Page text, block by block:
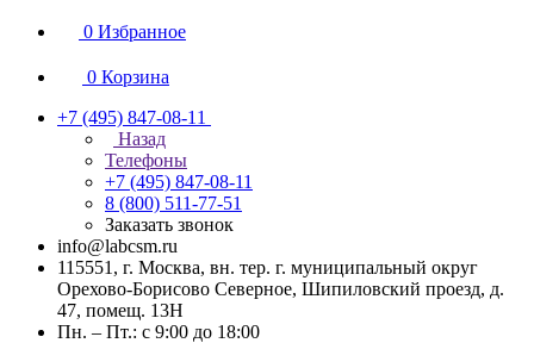
0 Избранное
0 Корзина
+7 (495) 847-08-11
Назад
Телефоны
+7 (495) 847-08-11
8 (800) 511-77-51
Заказать звонок
info@labcsm.ru
115551, г. Москва, вн. тер. г. муниципальный округ
Орехово-Борисово Северное, Шипиловский проезд, д.
47, помещ. 13Н
Пн. – Пт.: с 9:00 до 18:00